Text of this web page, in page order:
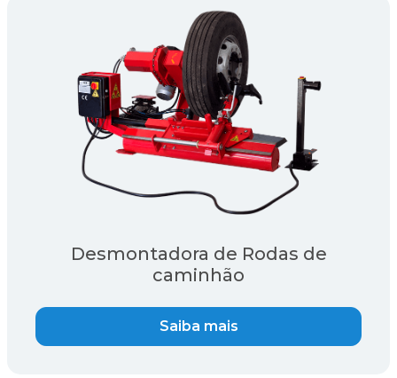
Desmontadora de Rodas de
caminhão
Saiba mais